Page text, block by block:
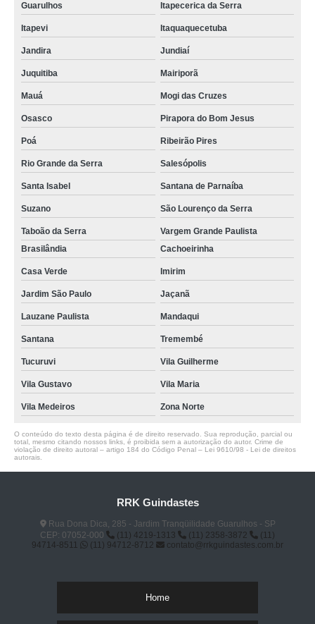
Guarulhos Itapecerica da Serra
Itapevi Itaquaquecetuba
Jandira Jundiaí
Juquitiba Mairiporã
Mauá Mogi das Cruzes
Osasco Pirapora do Bom Jesus
Poá Ribeirão Pires
Rio Grande da Serra Salesópolis
Santa Isabel Santana de Parnaíba
Suzano São Lourenço da Serra
Taboão da Serra
Vargem Grande Paulista
Brasilândia
Cachoeirinha
Casa Verde Imirim
Jardim São Paulo Jaçanã
Lauzane Paulista Mandaqui
Santana Tremembé
Tucuruvi Vila Guilherme
Vila Gustavo Vila Maria
Vila Medeiros Zona Norte
O conteúdo do texto desta página é de direito reservado. Sua reprodução, parcial ou
total, mesmo citando nossos links, é proibida sem a autorização do autor. Crime de
violação de direito autoral – artigo 184 do Código Penal – Lei 9610/98 - Lei de direitos
autorais.
RRK Guindastes
Rua Dona Dica, 285 - Jardim Tranqüilidade Guarulhos - SP
CEP: 07052-000
(11) 4219-1313 (11) 2358-3872
(11)
94714-8511
(11) 94712-8712 contato@rrkguindastes.com.br
Home